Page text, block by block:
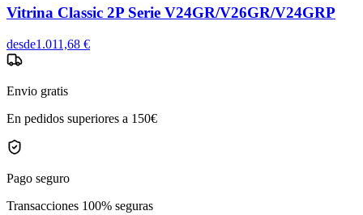
Vitrina Classic 2P Serie V24GR/V26GR/V24GRP
desde1.011,68 €
Envio gratis
En pedidos superiores a 150€
Pago seguro
Transacciones 100% seguras